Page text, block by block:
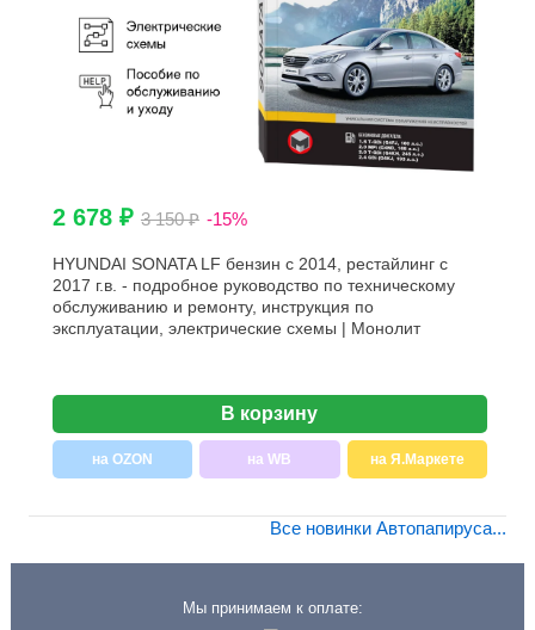
2 678 ₽ 3 150 ₽ -15%
HYUNDAI SONATA LF бензин с 2014, рестайлинг с
2017 г.в. - подробное руководство по техническому
обслуживанию и ремонту, инструкция по
эксплуатации, электрические схемы | Монолит
В корзину
на OZON на WB на Я.Маркете
Все новинки Автопапируса...
Мы принимаем к оплате: